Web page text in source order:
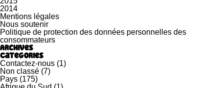
2014
Mentions légales
Nous soutenir
Politique de protection des données personnelles des
consommateurs
Archives
Categories
Contactez-nous (1)
Non classé (7)
Pays (175)